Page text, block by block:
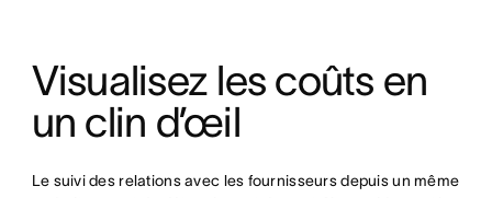
Visualisez les coûts en
un clin d’œil
Le suivi des relations avec les fournisseurs depuis un même